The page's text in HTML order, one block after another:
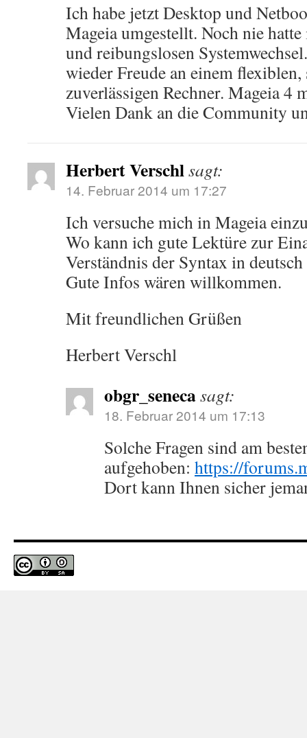
Ich habe jetzt Desktop und
Mageia umgestellt. Noch nie
und reibungslosen
wieder Freude an einem
zuverlässigen Rechner. Mageia 4
Vielen Dank an die Community
Herbert Verschlsagt:
14. Februar 2014 um 17:27
Ich versuche mich in Mageia
Wo kann ich gute Lektüre zur
Verständnis der Syntax in deutsch
Gute Infos wären willkommen.
Mit freundlichen Grüßen
Herbert Verschl
obgr_senecasagt:
18. Februar 2014 um 17:13
Solche Fragen sind am
aufgehoben: https://
Dort kann Ihnen sicher